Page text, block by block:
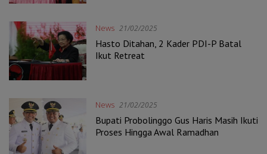
News 21/02/2025
Hasto Ditahan, 2 Kader PDI-P Batal
Ikut Retreat
News 21/02/2025
Bupati Probolinggo Gus Haris Masih Ikuti
Proses Hingga Awal Ramadhan